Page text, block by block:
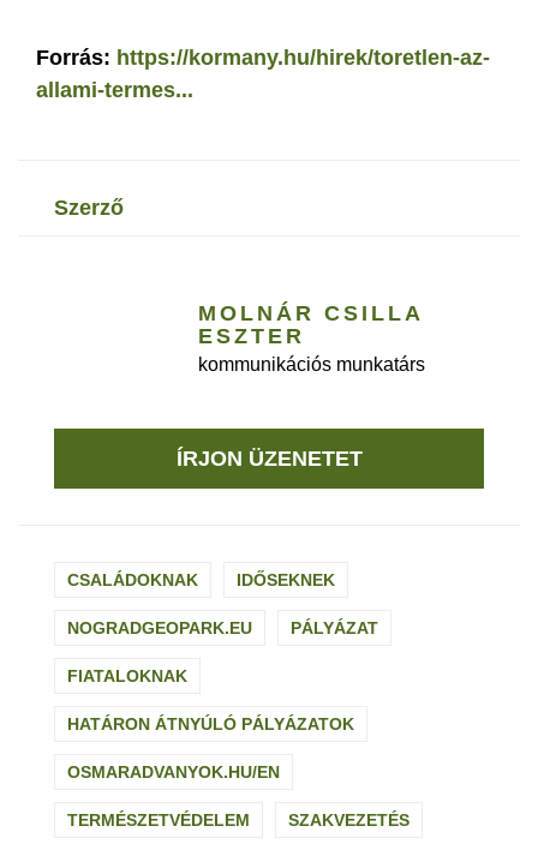
Forrás: https://kormany.hu/hirek/toretlen-az-
allami-termes...
szerző
MOLNÁR CSILLA
ESZTER
kommunikációs munkatárs
ÍRJON ÜZENETET
CSALÁDOKNAK IDŐSEKNEK
NOGRADGEOPARK.EU PÁLYÁZAT
FIATALOKNAK
HATÁRON ÁTNYÚLÓ PÁLYÁZATOK
OSMARADVANYOK.HU/EN
TERMÉSZETVÉDELEM SZAKVEZETÉS